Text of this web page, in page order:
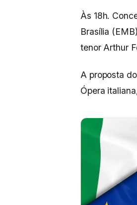
Às 18h.
Brasília
tenor Arthur
A proposta
Ópera